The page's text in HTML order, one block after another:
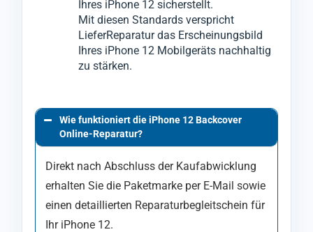
Ihres iPhone 12 sicherstellt.
Mit diesen Standards verspricht
LieferReparatur das Erscheinungsbild
Ihres iPhone 12 Mobilgeräts nachhaltig
zu stärken.
Wie funktioniert die iPhone 12 Backcover
Online-Reparatur?
Direkt nach Abschluss der Kaufabwicklung
erhalten Sie die Paketmarke per E-Mail sowie
einen detaillierten Reparaturbegleitschein für
Ihr iPhone 12.